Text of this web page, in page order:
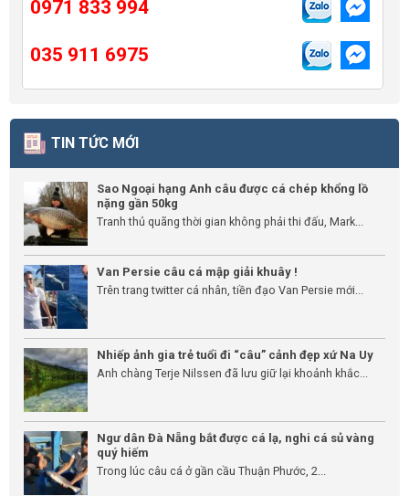
0971 833 994
035 911 6975
TIN TỨC MỚI
Sao Ngoại hạng Anh câu được cá chép khổng lồ
nặng gần 50kg
Tranh thủ quãng thời gian không phải thi đấu, Mark...
Van Persie câu cá mập giải khuây !
Trên trang twitter cá nhân, tiền đạo Van Persie mới...
Nhiếp ảnh gia trẻ tuổi đi “câu” cảnh đẹp xứ Na Uy
Anh chàng Terje Nilssen đã lưu giữ lại khoảnh khắc...
Ngư dân Đà Nẵng bắt được cá lạ, nghi cá sủ vàng
quý hiếm
Trong lúc câu cá ở gần cầu Thuận Phước, 2...